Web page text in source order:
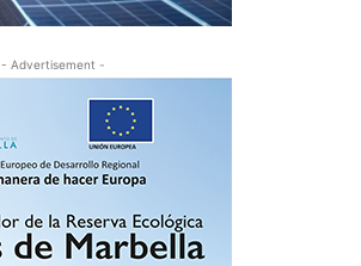
- Advertisement -